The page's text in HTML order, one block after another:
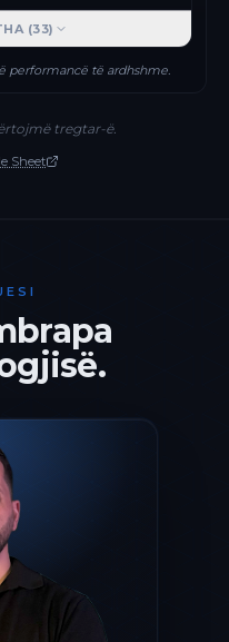
(33)
performancë të ardhshme.
tregtar-ë.
Sheet